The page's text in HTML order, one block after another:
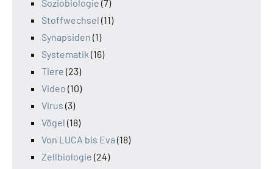
Soziobiologie (7)
Stoffwechsel (11)
Synapsiden (1)
Systematik (16)
Tiere (23)
Video (10)
Virus (3)
Vögel (18)
Von LUCA bis Eva (18)
Zellbiologie (24)